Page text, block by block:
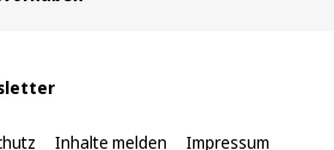
Inhalte melden Impressum